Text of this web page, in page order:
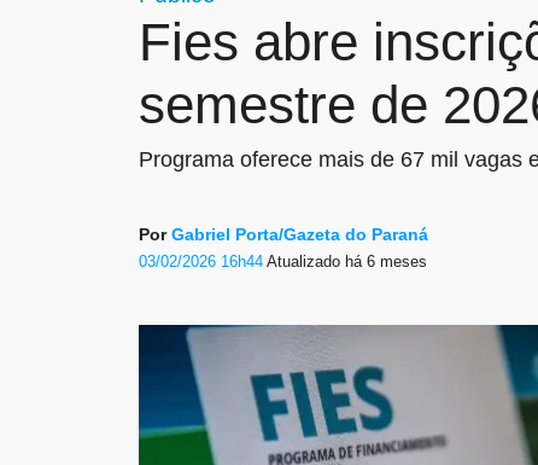
Fies abre
semestre de
Programa oferece mais de 67 mil vagas
PorGabriel Porta/Gazeta do Paraná
03/02/2026 16h44Atualizado há 6 meses